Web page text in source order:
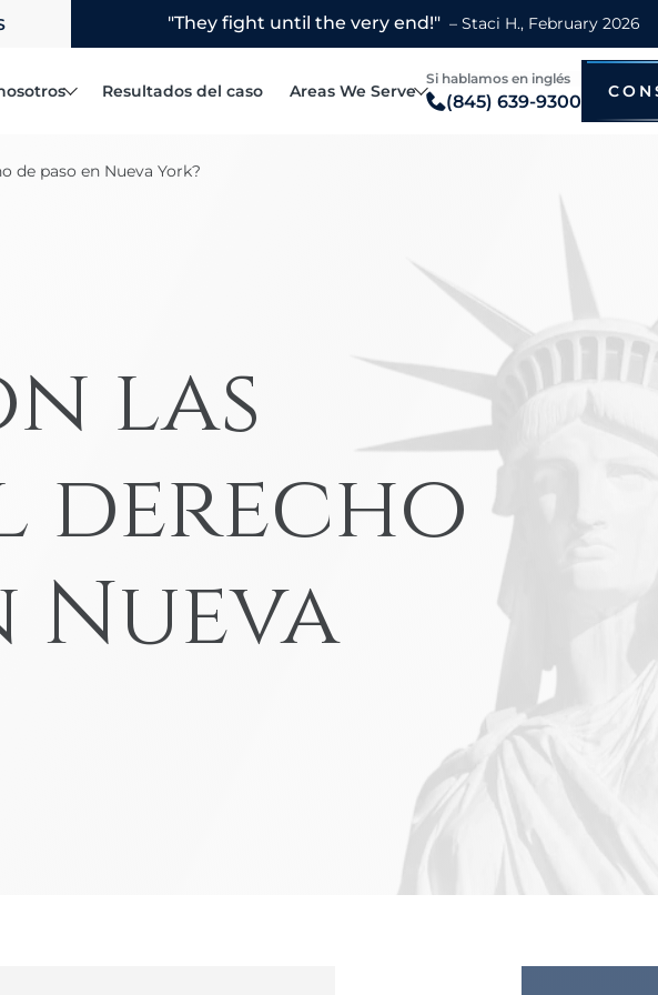
Accidentes
Accidentes de
Accidentes de
Accidentes de
Camión de reparto
Accidentes de
Accidentes de atropello y fuga
Accidentes con navaja
Accidente de camión en Amazon
Steven R. Hymowitz
Resultados del caso Areas We Serve
Poughkeepsie
Yonkers
View All Locations
Si hablamos en inglés
(845) 639-9300
de paso en Nueva York?
las
derecho
Nueva